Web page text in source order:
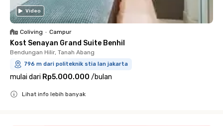
Video
Coliving • Campur
Kost Senayan Grand Suite Benhil
Bendungan Hilir, Tanah Abang
796 m dari politeknik stia lan jakarta
mulai dari Rp5.000.000 /bulan
Lihat info lebih banyak